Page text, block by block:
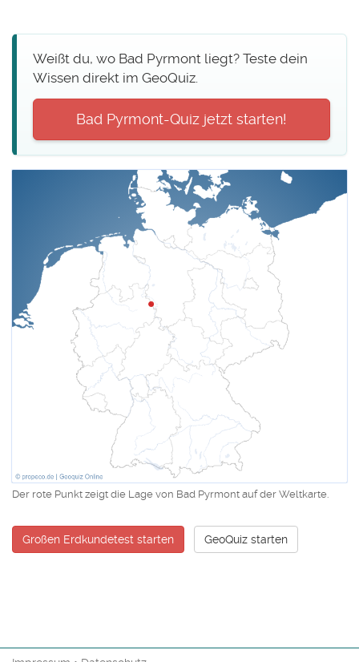
Weißt du, wo Bad Pyrmont liegt? Teste dein
Wissen direkt im GeoQuiz.
Bad Pyrmont-Quiz jetzt starten!
Der rote Punkt zeigt die Lage von Bad Pyrmont auf der Weltkarte.
Großen Erdkundetest starten GeoQuiz starten